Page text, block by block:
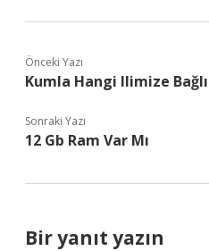
Önceki Yazı
Kumla Hangi Ilimize Bağlı
Sonraki Yazı
12 Gb Ram Var Mı
Bir yanıt yazın